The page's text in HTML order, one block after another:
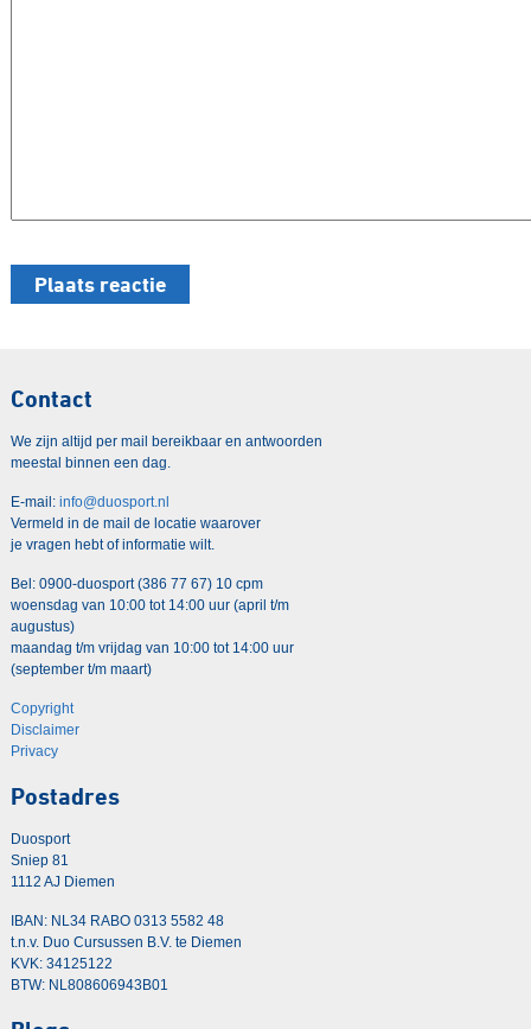
Contact
We zijn altijd per mail bereikbaar en antwoorden
meestal binnen een dag.
E-mail: info@duosport.nl
Vermeld in de mail de locatie waarover
je vragen hebt of informatie wilt.
Bel: 0900-duosport (386 77 67) 10 cpm
woensdag van 10:00 tot 14:00 uur (april t/m
augustus)
maandag t/m vrijdag van 10:00 tot 14:00 uur
(september t/m maart)
Copyright
Disclaimer
Privacy
Postadres
Duosport
Sniep 81
1112 AJ Diemen
IBAN: NL34 RABO 0313 5582 48
t.n.v. Duo Cursussen B.V. te Diemen
KVK: 34125122
BTW: NL808606943B01